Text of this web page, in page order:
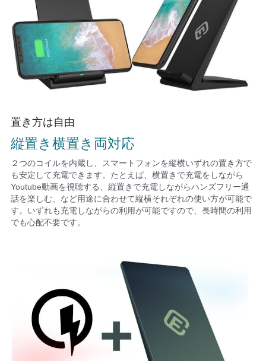
置き方は自由
縦置き横置き両対応
２つのコイルを内蔵し、スマートフォンを縦横いずれの置き方で
も安定して充電できます。たとえば、横置きで充電をしながら
Youtube動画を視聴する、縦置きで充電しながらハンズフリー通
話を楽しむ、など用途に合わせて縦横それぞれの使い方が可能で
す。いずれも充電しながらの利用が可能ですので、長時間の利用
でも心配不要です。